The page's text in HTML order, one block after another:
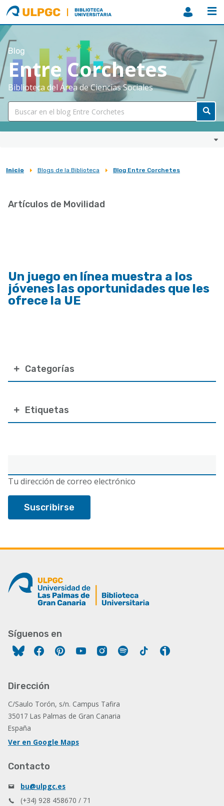
ULPGC
Biblioteca
ULPGC
Blog
Entre Corchetes
Biblioteca del Área de Ciencias Sociales
Sobrescribir
de
navegación
Inicio Blogs de la Biblioteca Blog Entre Corchetes
electrónico
Tu dirección de correo electrónico
Categorías
Etiquetas
Artículos de Movilidad
Un juego en línea muestra a los
jóvenes las oportunidades que les
ofrece la UE
Síguenos en
FacebookPinterestYouTubeInstagram
Spotify Tiktok
Dirección
C/Saulo Torón, s/n. Campus Tafira
35017 Las Palmas de Gran Canaria
España
Ver en Google Maps
Contacto
bu@ulpgc.es
(+34) 928 458670 / 71